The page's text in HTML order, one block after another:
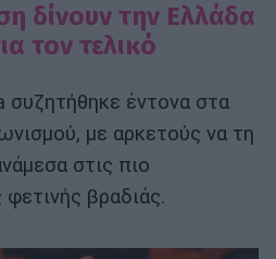
δίνουν την Ελλάδα
τον τελικό
συζητήθηκε έντονα στα
με αρκετούς να τη
στις πιο
βραδιάς.